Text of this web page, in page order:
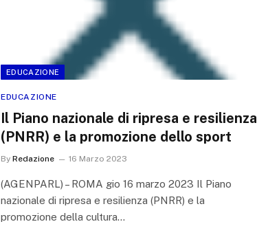
EDUCAZIONE
EDUCAZIONE
Il Piano nazionale di ripresa e resilienza
(PNRR) e la promozione dello sport
By Redazione 16 Marzo 2023
(AGENPARL) – ROMA gio 16 marzo 2023 Il Piano
nazionale di ripresa e resilienza (PNRR) e la
promozione della cultura…